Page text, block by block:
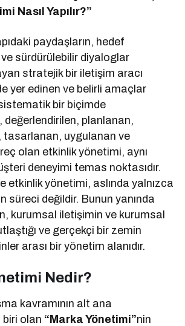
Nasıl Yapılır?”
paydaşların, hedef
sürdürülebilir diyaloglar
stratejik bir iletişim aracı
yer edinen ve belirli amaçlar
bir biçimde
değerlendirilen, planlanan,
tasarlanan, uygulanan ve
olan etkinlik yönetimi, aynı
deneyimi temas noktasıdır.
etkinlik yönetimi, aslında yalnızca
süreci değildir. Bunun yanında
kurumsal iletişimin ve kurumsal
ve gerçekçi bir zemin
arası bir yönetim alanıdır.
Nedir?
kavramının alt ana
biri olan “Marka Yönetimi”nin